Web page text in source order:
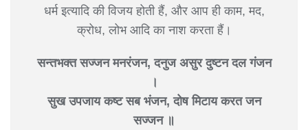
धर्म इत्यादि की विजय होती हैं, और आप ही काम, मद,
क्रोध, लोभ आदि का नाश करता हैं।
सन्तभक्त सज्जन मनरंजन, दनुज असुर दुष्टन दल गंजन
।
सुख उपजाय कष्ट सब भंजन, दोष मिटाय करत जन
सज्जन ॥